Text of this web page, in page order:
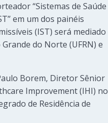
“Sistemas de Saúde
em um dos painéis
(IST) será mediado
do Norte (UFRN) e
Borem, Diretor Sênior
Improvement (IHI) no
de Residência de